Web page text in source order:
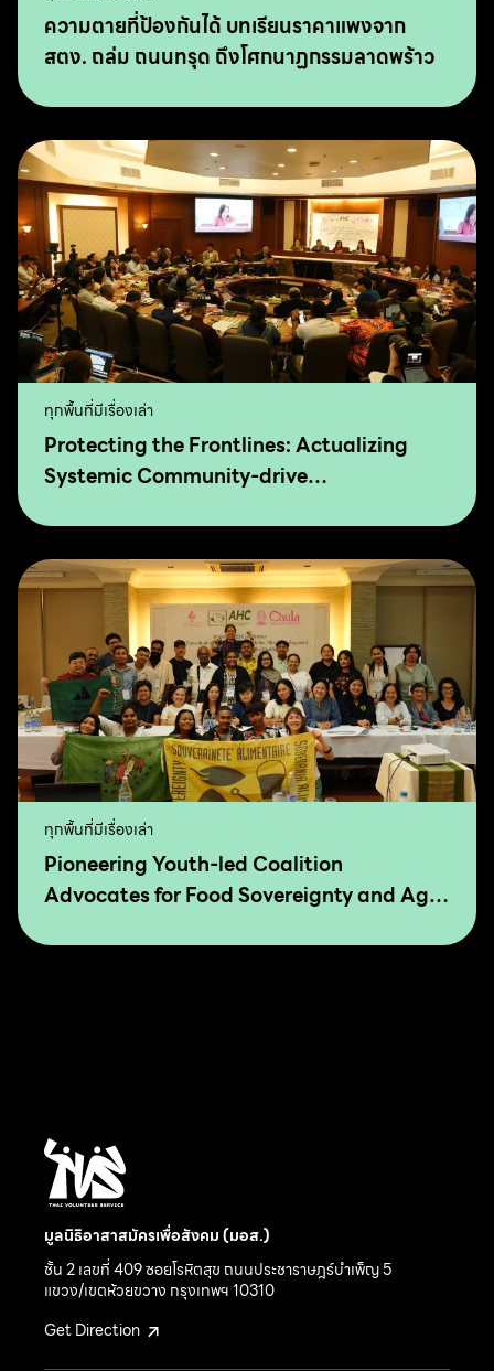
ความตายที่ป้องกันได้ บทเรียนราคาแพงจาก
สตง. ถล่ม ถนนทรุด ถึงโศกนาฏกรรมลาดพร้าว
ทุกพื้นที่มีเรื่องเล่า
Protecting the Frontlines: Actualizing
Systemic Community-drive
ทุกพื้นที่มีเรื่องเล่า
Pioneering Youth-led Coalition
Advocates for Food Sovereignty and Agro
มูลนิธิอาสาสมัครเพื่อสังคม (มอส.)
ชั้น 2 เลขที่ 409 ซอยโรหิตสุข ถนนประชาราษฎร์บำเพ็ญ 5
แขวง/เขตห้วยขวาง กรุงเทพฯ 10310
Get Direction